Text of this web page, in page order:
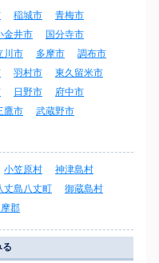
稲城市
青梅市
金井市
国分寺市
川市 多摩市
調布市
羽村市
東久留米市
日野市
府中市
鷹市
武蔵野市
小笠原村
神津島村
丈島八丈町
御蔵島村
郡
る